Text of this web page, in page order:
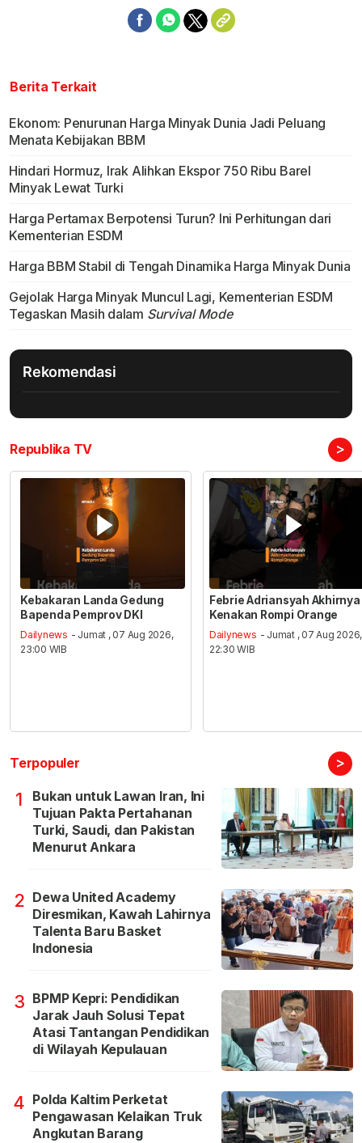
Berita Terkait
Ekonom: Penurunan Harga Minyak Dunia Jadi Peluang
Menata Kebijakan BBM
Hindari Hormuz, Irak Alihkan Ekspor 750 Ribu Barel
Minyak Lewat Turki
Harga Pertamax Berpotensi Turun? Ini Perhitungan dari
Kementerian ESDM
Harga BBM Stabil di Tengah Dinamika Harga Minyak Dunia
Gejolak Harga Minyak Muncul Lagi, Kementerian ESDM
Tegaskan Masih dalam Survival Mode
Rekomendasi
Republika TV >
Kebakaran Landa Gedung
Bapenda Pemprov DKI
Dailynews - Jumat , 07 Aug 2026,
23:00 WIB
Febrie Adriansyah Akhirnya
Kenakan Rompi Orange
Dailynews - Jumat , 07 Aug 2026,
22:30 WIB
Terpopuler >
1
Bukan untuk Lawan Iran, Ini
Tujuan Pakta Pertahanan
Turki, Saudi, dan Pakistan
Menurut Ankara
2 Dewa United Academy
Diresmikan, Kawah Lahirnya
Talenta Baru Basket
Indonesia
3 BPMP Kepri: Pendidikan
Jarak Jauh Solusi Tepat
Atasi Tantangan Pendidikan
di Wilayah Kepulauan
4 Polda Kaltim Perketat
Pengawasan Kelaikan Truk
Angkutan Barang